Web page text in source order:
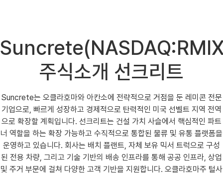
주식소개 선크리트
Suncrete는 오클라호마와 아칸소에 전략적으로 거점을 둔 레미콘 전문
기업으로, 빠르게 성장하고 경제적으로 탄력적인 미국 선벨트 지역 전역
으로 확장할 계획입니다. 선크리트는 건설 가치 사슬에서 핵심적인 파트
너 역할을 하는 확장 가능하고 수직적으로 통합된 물류 및 유통 플랫폼을
운영하고 있습니다. 회사는 배치 플랜트, 자체 보유 믹서 트럭으로 구성
된 전용 차량, 그리고 기술 기반의 배송 인프라를 통해 공공 인프라, 상업
및 주거 부문에 걸쳐 다양한 고객 기반을 지원합니다. 오클라호마주 털사